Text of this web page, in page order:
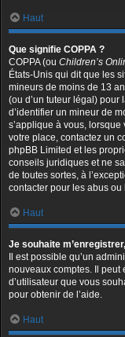
Haut
Que signifie COPPA ?
COPPA (ou Children’s
États-Unis qui dit que les
mineurs de moins de 13
(ou d’un tuteur légal) pour
d’identifier un mineur de
s’applique à vous,
votre place, contactez un
phpBB Limited et les
conseils juridiques et ne
de toutes sortes, à
contacter pour les abus
Haut
Je souhaite
Il est possible qu’un
nouveaux comptes. Il peut
d’utilisateur que vous
pour obtenir de l’aide.
Haut